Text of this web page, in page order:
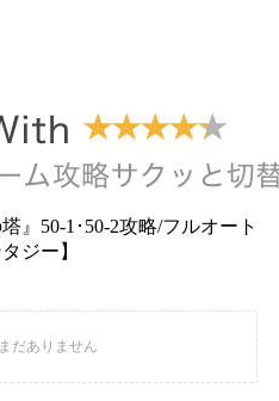
』50-1･50-2攻略/フルオート
ジー】